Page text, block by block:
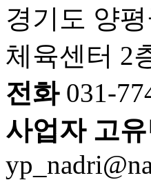
경기도 양
체육센터 2
전화031-
사업자 고